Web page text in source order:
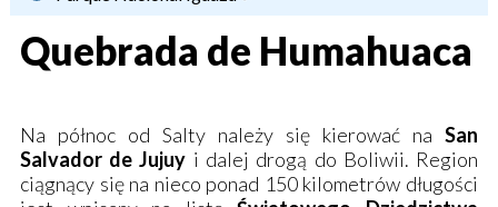
Quebrada de Humahuaca
Na północ od Saltynależy się kierować naSan
Salvador de Jujuy i dalej drogą do Boliwii. Region
ciągnący się na nieco ponad 150 kilometrów długości